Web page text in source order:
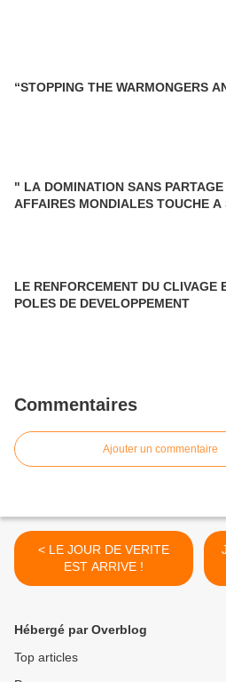
“STOPPING THE WARMONGERS
" LA DOMINATION SANS
AFFAIRES MONDIALES TOUCHE A
LE RENFORCEMENT DU CLIVAGE
POLES DE DEVELOPPEMENT
Commentaires
Ajouter un commentaire
< LE JOUR DE VERITE
EST ARRIVE !
Hébergé par Overblog
Top articles